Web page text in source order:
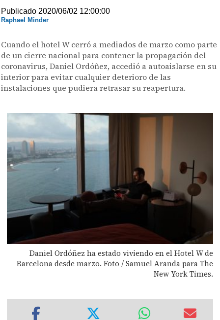
Publicado 2020/06/02 12:00:00
Raphael Minder
Cuando el hotel W cerró a mediados de marzo como parte
de un cierre nacional para contener la propagación del
coronavirus, Daniel Ordóñez, accedió a autoaislarse en su
interior para evitar cualquier deterioro de las
instalaciones que pudiera retrasar su reapertura.
Daniel Ordóñez ha estado viviendo en el Hotel W de
Barcelona desde marzo. Foto / Samuel Aranda para The
New York Times.